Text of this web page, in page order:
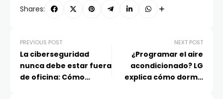
Shares:
PREVIOUS POST
La ciberseguridad
nunca debe estar fuera
de oficina: Cómo
NEXT POST
¿Programar el aire
acondicionado? LG
explica cómo dormir